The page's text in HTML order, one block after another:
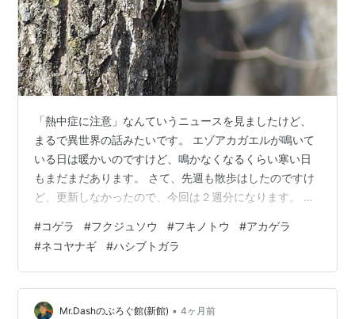
「熱中症に注意」なんていうニュースを見ましたけど、
まるで異世界の話みたいです。 エゾアカガエルが鳴いて
いる日は暖かいのですけど、鳴かなくなるくらい寒い日
もまだまだあります。 さて、先週も散歩はしたのですけ
ど、更新しなかったので、今回は２週分になります。 コ
ソウです。今が盛りかも。 フクジュソウ フクジュソウ
フクジュソウ フキノトウです。だいぶ伸びたのもちらほ
ら。 フキノトウ フキノトウ フキノトウ フキノトウ フキ
ノトウ アカゲラがいました。 アカゲラ アカゲラ アカゲ
ラ アカゲラ アカゲラ アカゲラ アカゲラ アカゲラ ネコヤ
#コゲラ #フクジュソウ #フキノトウ #アカゲラ
#ネコヤナギ #ハシブトガラ
Mr.Dashのぶろぐ館(新館) • 4ヶ月前